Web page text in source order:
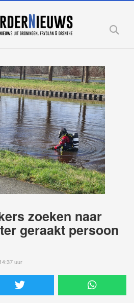
zoeken naar
geraakt persoon
uur